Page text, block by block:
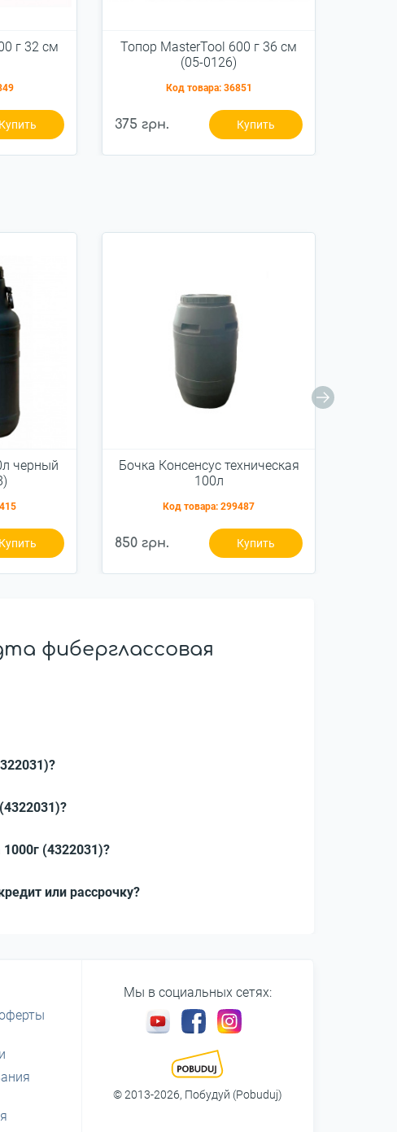
г 32 см
Купить
Топор MasterTool 600 г 36 см
(05-0126)
Код товара: 36851
375 грн. Купить
черный
Купить
Бочка Консенсус техническая
100л
Код товара: 299487
850 грн. Купить
фиберглассовая
(4322031)?
или рассрочку?
Мы в социальных сетях:
© 2013-2026, Побудуй (Pobuduj)